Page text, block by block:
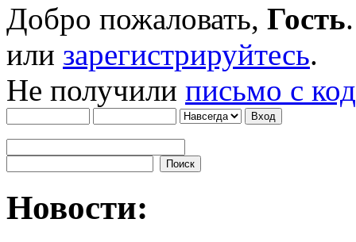
Добро пожаловать, Гость
или зарегистрируйтесь.
Не получили письмо с
Новости: